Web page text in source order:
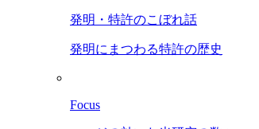
発明・特許のこぼれ話
発明にまつわる特許の歴史
Focus